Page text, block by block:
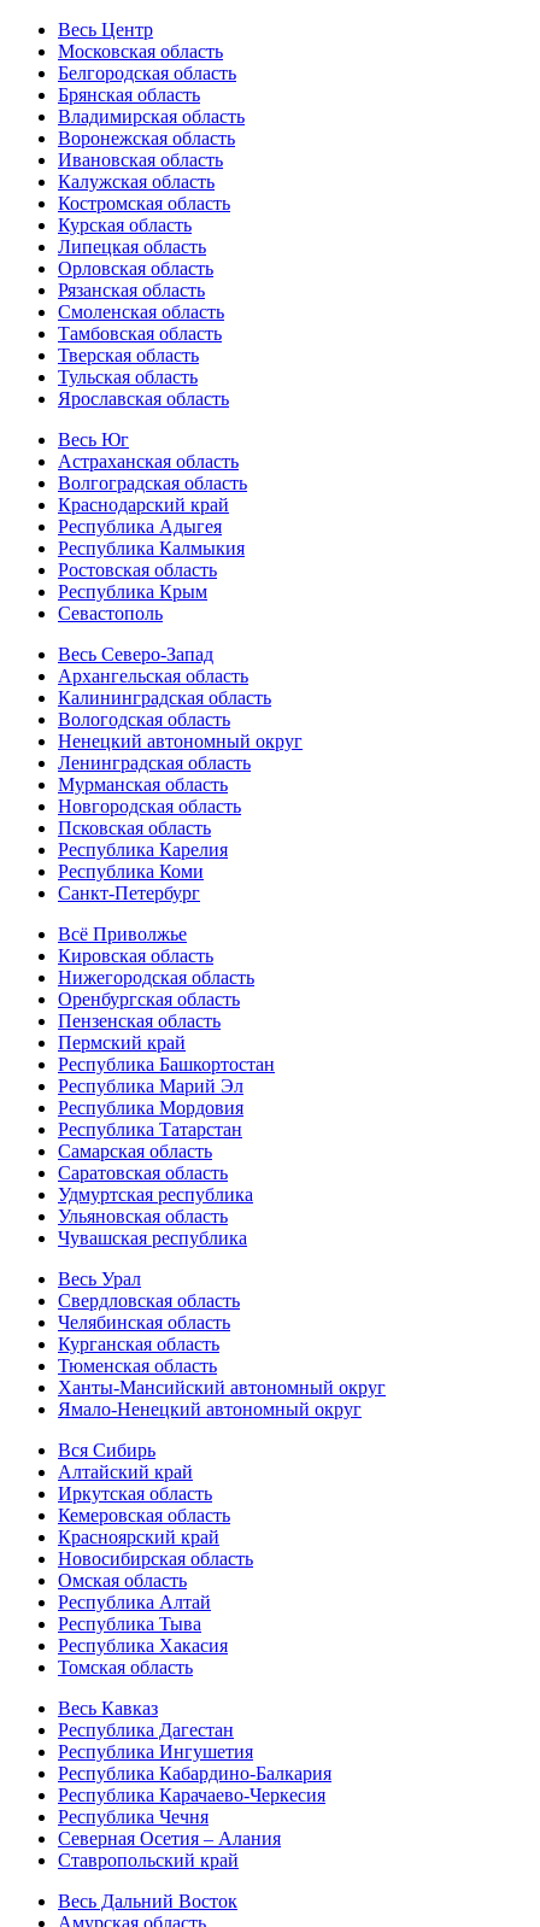
Весь Центр
Московская область
Белгородская область
Брянская область
Владимирская область
Воронежская область
Ивановская область
Калужская область
Костромская область
Курская область
Липецкая область
Орловская область
Рязанская область
Смоленская область
Тамбовская область
Тверская область
Тульская область
Ярославская область
Весь Юг
Астраханская область
Волгоградская область
Краснодарский край
Республика Адыгея
Республика Калмыкия
Ростовская область
Республика Крым
Севастополь
Весь Северо-Запад
Архангельская область
Калининградская область
Вологодская область
Ненецкий автономный округ
Ленинградская область
Мурманская область
Новгородская область
Псковская область
Республика Карелия
Республика Коми
Санкт-Петербург
Всё Приволжье
Кировская область
Нижегородская область
Оренбургская область
Пензенская область
Пермский край
Республика Башкортостан
Республика Марий Эл
Республика Мордовия
Республика Татарстан
Самарская область
Саратовская область
Удмуртская республика
Ульяновская область
Чувашская республика
Весь Урал
Свердловская область
Челябинская область
Курганская область
Тюменская область
Ханты-Мансийский автономный округ
Ямало-Ненецкий автономный округ
Вся Сибирь
Алтайский край
Иркутская область
Кемеровская область
Красноярский край
Новосибирская область
Омская область
Республика Алтай
Республика Тыва
Республика Хакасия
Томская область
Весь Кавказ
Республика Дагестан
Республика Ингушетия
Республика Кабардино-Балкария
Республика Карачаево-Черкесия
Республика Чечня
Северная Осетия – Алания
Ставропольский край
Весь Дальний Восток
Амурская область